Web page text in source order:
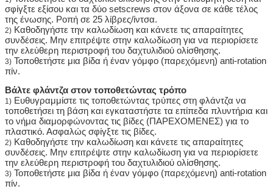
σφίγξτε εξίσου και τα δύο setscrews στον άξονα σε κάθε τέλος
της ένωσης. Ροπή σε 25 λίβρες/ίντσα.
2) Καθοδηγήστε την καλωδίωση και κάνετε τις απαραίτητες
συνδέσεις. Μην επιτρέψτε στην καλωδίωση για να περιορίσετε
την ελεύθερη περιστροφή του δαχτυλιδιού ολίσθησης.
3) Τοποθετήστε μια βίδα ή έναν γόμφο (παρεχόμενη) anti-rotation
πίν.
Βάλτε φλάντζα στον τοποθετώντας τρόπο
1) Ευθυγραμμίστε τις τοποθετώντας τρύπες στη φλάντζα να
τοποθετήσει τη βάση και εγκαταστήστε τα επίπεδα πλυντήρια και
το νήμα διαμορφώνοντας τις βίδες (ΠΑΡΕΧΟΜΕΝΕΣ) για το
πλαστικό. Ασφαλώς σφίγξτε τις βίδες.
2) Καθοδηγήστε την καλωδίωση και κάνετε τις απαραίτητες
συνδέσεις. Μην επιτρέψτε στην καλωδίωση για να περιορίσετε
την ελεύθερη περιστροφή του δαχτυλιδιού ολίσθησης.
3) Τοποθετήστε μια βίδα ή έναν γόμφο (παρεχόμενη) anti-rotation
πίν.